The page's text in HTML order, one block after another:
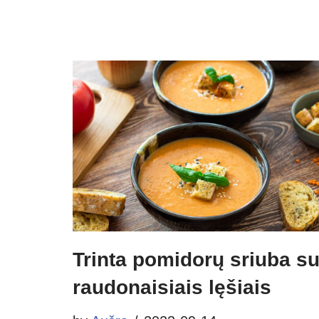
Trinta pomidorų sriuba su
raudonaisiais lęšiais